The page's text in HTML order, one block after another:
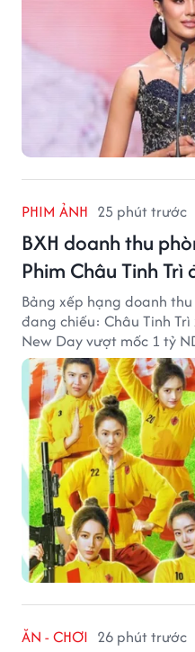
PHIM ẢNH 25 phút trước
BXH doanh thu
Phim Châu Tinh Trì
Bảng xếp hạng doanh
đang chiếu: Châu Tinh
New Day vượt mốc 1 tỷ
ĂN - CHƠI 26 phút trước